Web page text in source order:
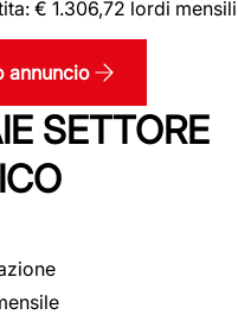
€ 1.306,72 lordi mensili
annuncio
SETTORE